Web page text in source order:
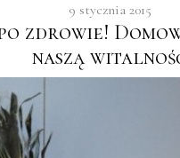
9 stycznia 2015
zdrowie!
naszą